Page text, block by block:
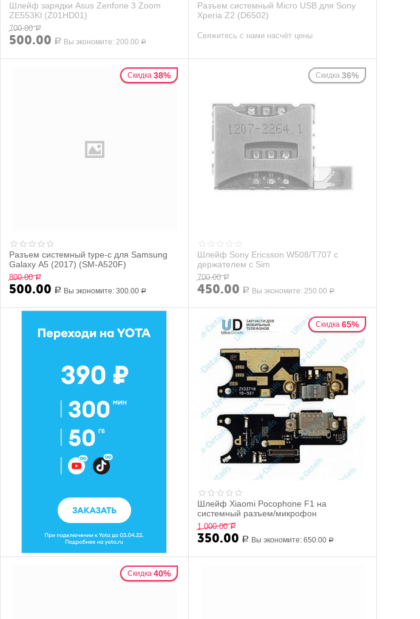
Шлейф зарядки Asus Zenfone 3 Zoom
ZE553Kl (Z01HD01)
700.00 Р
500.00 Р Вы экономите:200.00 Р
Разъем системный Micro USB для Sony
Xperia Z2 (D6502)
Свяжитесь с нами насчёт цены
Скидка 38%
Разъем системный type-c для Samsung
Galaxy A5 (2017) (SM-A520F)
800.00 Р
500.00 Р Вы экономите:300.00 Р
Скидка 36%
Шлейф Sony Ericsson W508/T707 с
держателем с Sim
700.00 Р
450.00 Р Вы экономите:250.00 Р
Скидка 65%
Шлейф Xiaomi Pocophone F1 на
системный разъем/микрофон
1 000.00 Р
350.00 Р Вы экономите:650.00 Р
Скидка 40%